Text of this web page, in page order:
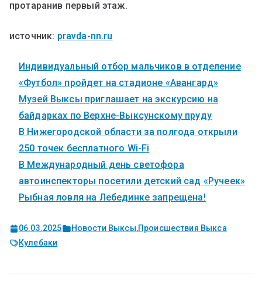
протаранив первый этаж.
источник: pravda-nn.ru
Индивидуальный отбор мальчиков в отделение
«Футбол» пройдет на стадионе «Авангард»
Музей Выксы приглашает на экскурсию на
байдарках по Верхне-Выксунскому пруду
В Нижегородской области за полгода открыли
250 точек бесплатного Wi-Fi
В Международный день светофора
автоинспекторы посетили детский сад «Ручеек»
Рыбная ловля на Лебединке запрещена!
06.03.2025 Новости Выксы,Происшествия Выкса
Кулебаки